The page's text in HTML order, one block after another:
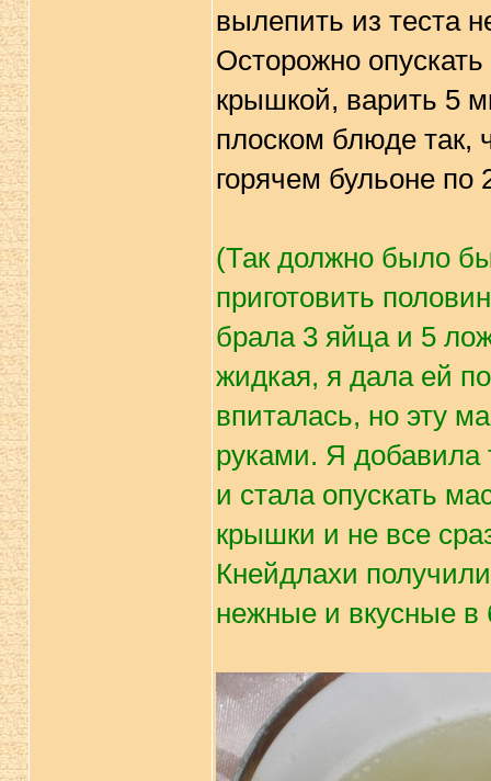
вылепить из теста
Осторожно
крышкой, варить 5
плоском блюде так,
горячем бульоне по
(Так должно было
приготовить
брала 3 яйца и 5
жидкая, я дала ей
впиталась, но эту
руками. Я добавила
и стала опускать
крышки и не все
Кнейдлахи
нежные и вкусные в